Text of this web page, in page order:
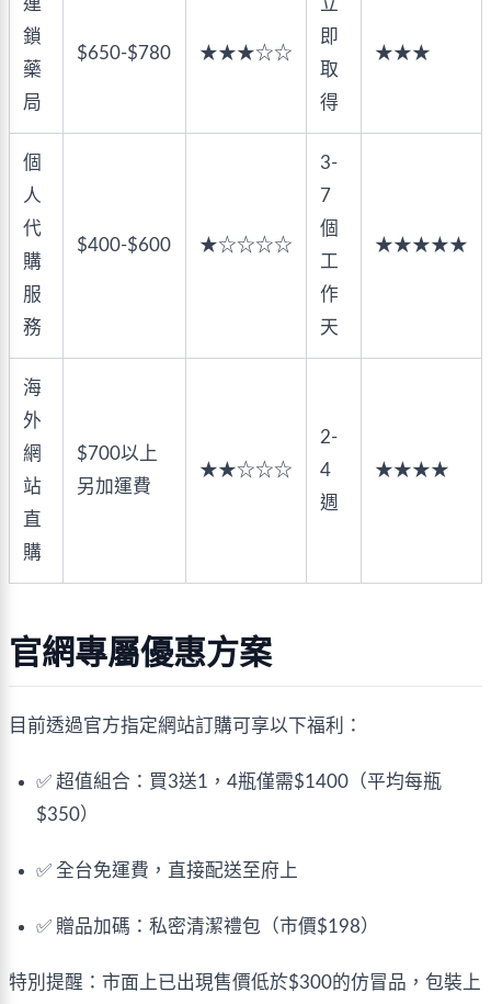
連
鎖
藥
局
$650-$780 ★★★☆☆
立
即
取
得
★★★
個
人
代
購
服
務
$400-$600 ★☆☆☆☆
3-
7
個
工
作
天
★★★★★
海
外
網
站
直
購
$700以上
另加運費
★★☆☆☆
2-
4
週
★★★★
官網專屬優惠方案
目前透過官方指定網站訂購可享以下福利：
✅ 超值組合：買3送1，4瓶僅需$1400（平均每瓶
$350）
✅ 全台免運費，直接配送至府上
✅ 贈品加碼：私密清潔禮包（市價$198）
特別提醒： 市面上已出現售價低於$300的仿冒品 ，包裝上